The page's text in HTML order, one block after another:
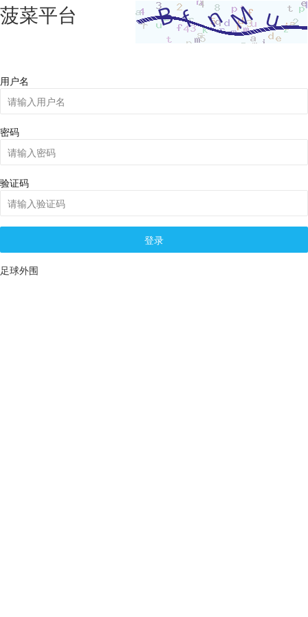
菠菜平台
用户名
密码
验证码
登录
足球外围